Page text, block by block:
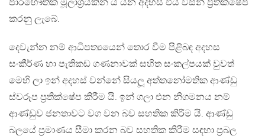
පාරභෞතික මූලාශ‍්‍රයකින් ය යන අදහස එය විසින් ප‍්‍රතික්ෂේප
කරනු ලැබේ.
දෙවැන්න නම් ආධිපත්‍යයෙන් තොර වීම පිළිබඳ අදහස
සංකීර්ණ හා පැතිකඩ ගණනාවක් සහිත සංකල්පයක් වුවත්
මෙහි ලා ඉන් අදහස් වන්නේ සියලූ අත්තනෝමතික ආණ්ඩු
ස්වරූප ප‍්‍රතික්ෂේප කිරීම යි. ඉන් ගලා එන නිගමනය නම්
ආණ්ඩුව ජනතාවට වග වන බව සහතික කිරීම යි. ආණ්ඩු
බලයේ ප‍්‍රමාණය සීමා කරන බව සහතික කිරීම සඳහා ප‍්‍රබල